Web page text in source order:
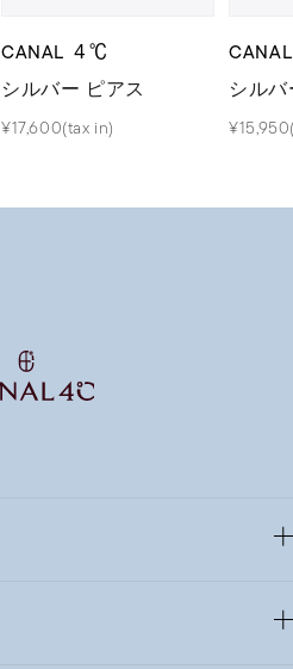
CANAL ４℃
シルバー ピアス
¥17,600(tax in)
シル